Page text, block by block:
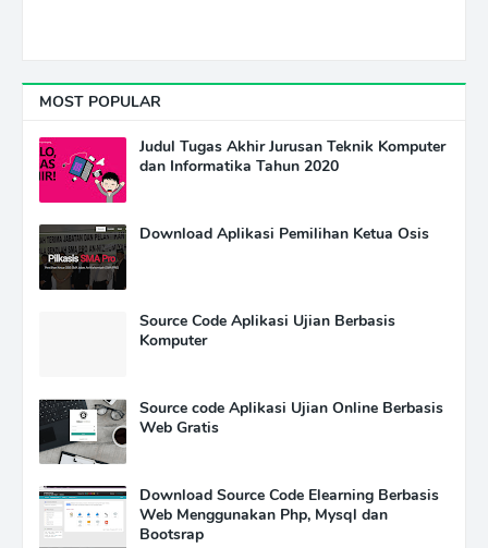
MOST POPULAR
Judul Tugas Akhir Jurusan Teknik Komputer
dan Informatika Tahun 2020
Download Aplikasi Pemilihan Ketua Osis
Source Code Aplikasi Ujian Berbasis
Komputer
Source code Aplikasi Ujian Online Berbasis
Web Gratis
Download Source Code Elearning Berbasis
Web Menggunakan Php, Mysql dan
Bootsrap